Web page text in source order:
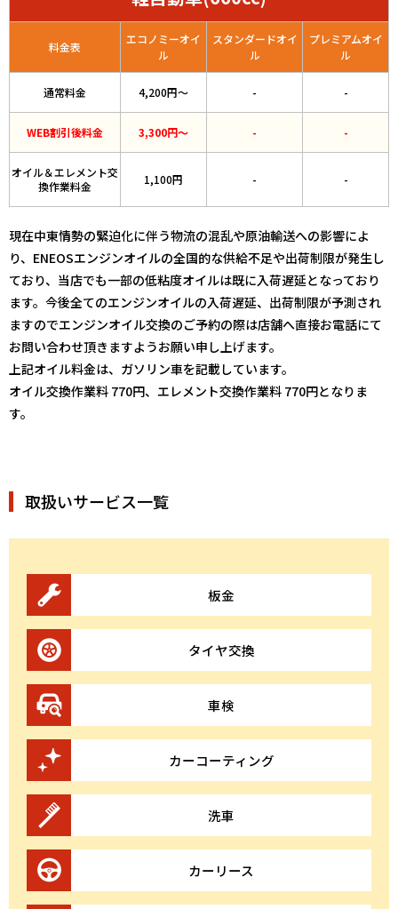
料金表
エコノミーオイ
ル
スタンダードオイ
ル
プレミアムオイ
ル
通常料金 4,200円〜 - -
WEB割引後料金 3,300円〜 - -
オイル＆エレメント交
換作業料金
1,100円 - -
現在中東情勢の緊迫化に伴う物流の混乱や原油輸送への影響によ
り、ENEOSエンジンオイルの全国的な供給不足や出荷制限が発生し
ており、当店でも一部の低粘度オイルは既に入荷遅延となっており
ます。今後全てのエンジンオイルの入荷遅延、出荷制限が予測され
ますのでエンジンオイル交換のご予約の際は店舗へ直接お電話にて
お問い合わせ頂きますようお願い申し上げます。
上記オイル料金は、ガソリン車を記載しています。
オイル交換作業料 770円、エレメント交換作業料 770円となりま
す。
取扱いサービス一覧
板金
タイヤ交換
車検
カーコーティング
洗車
カーリース